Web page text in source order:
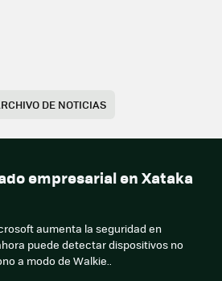
DE NOTICIAS
empresarial en Xataka
aumenta la seguridad en
puede detectar dispositivos no
a modo de Walkie..